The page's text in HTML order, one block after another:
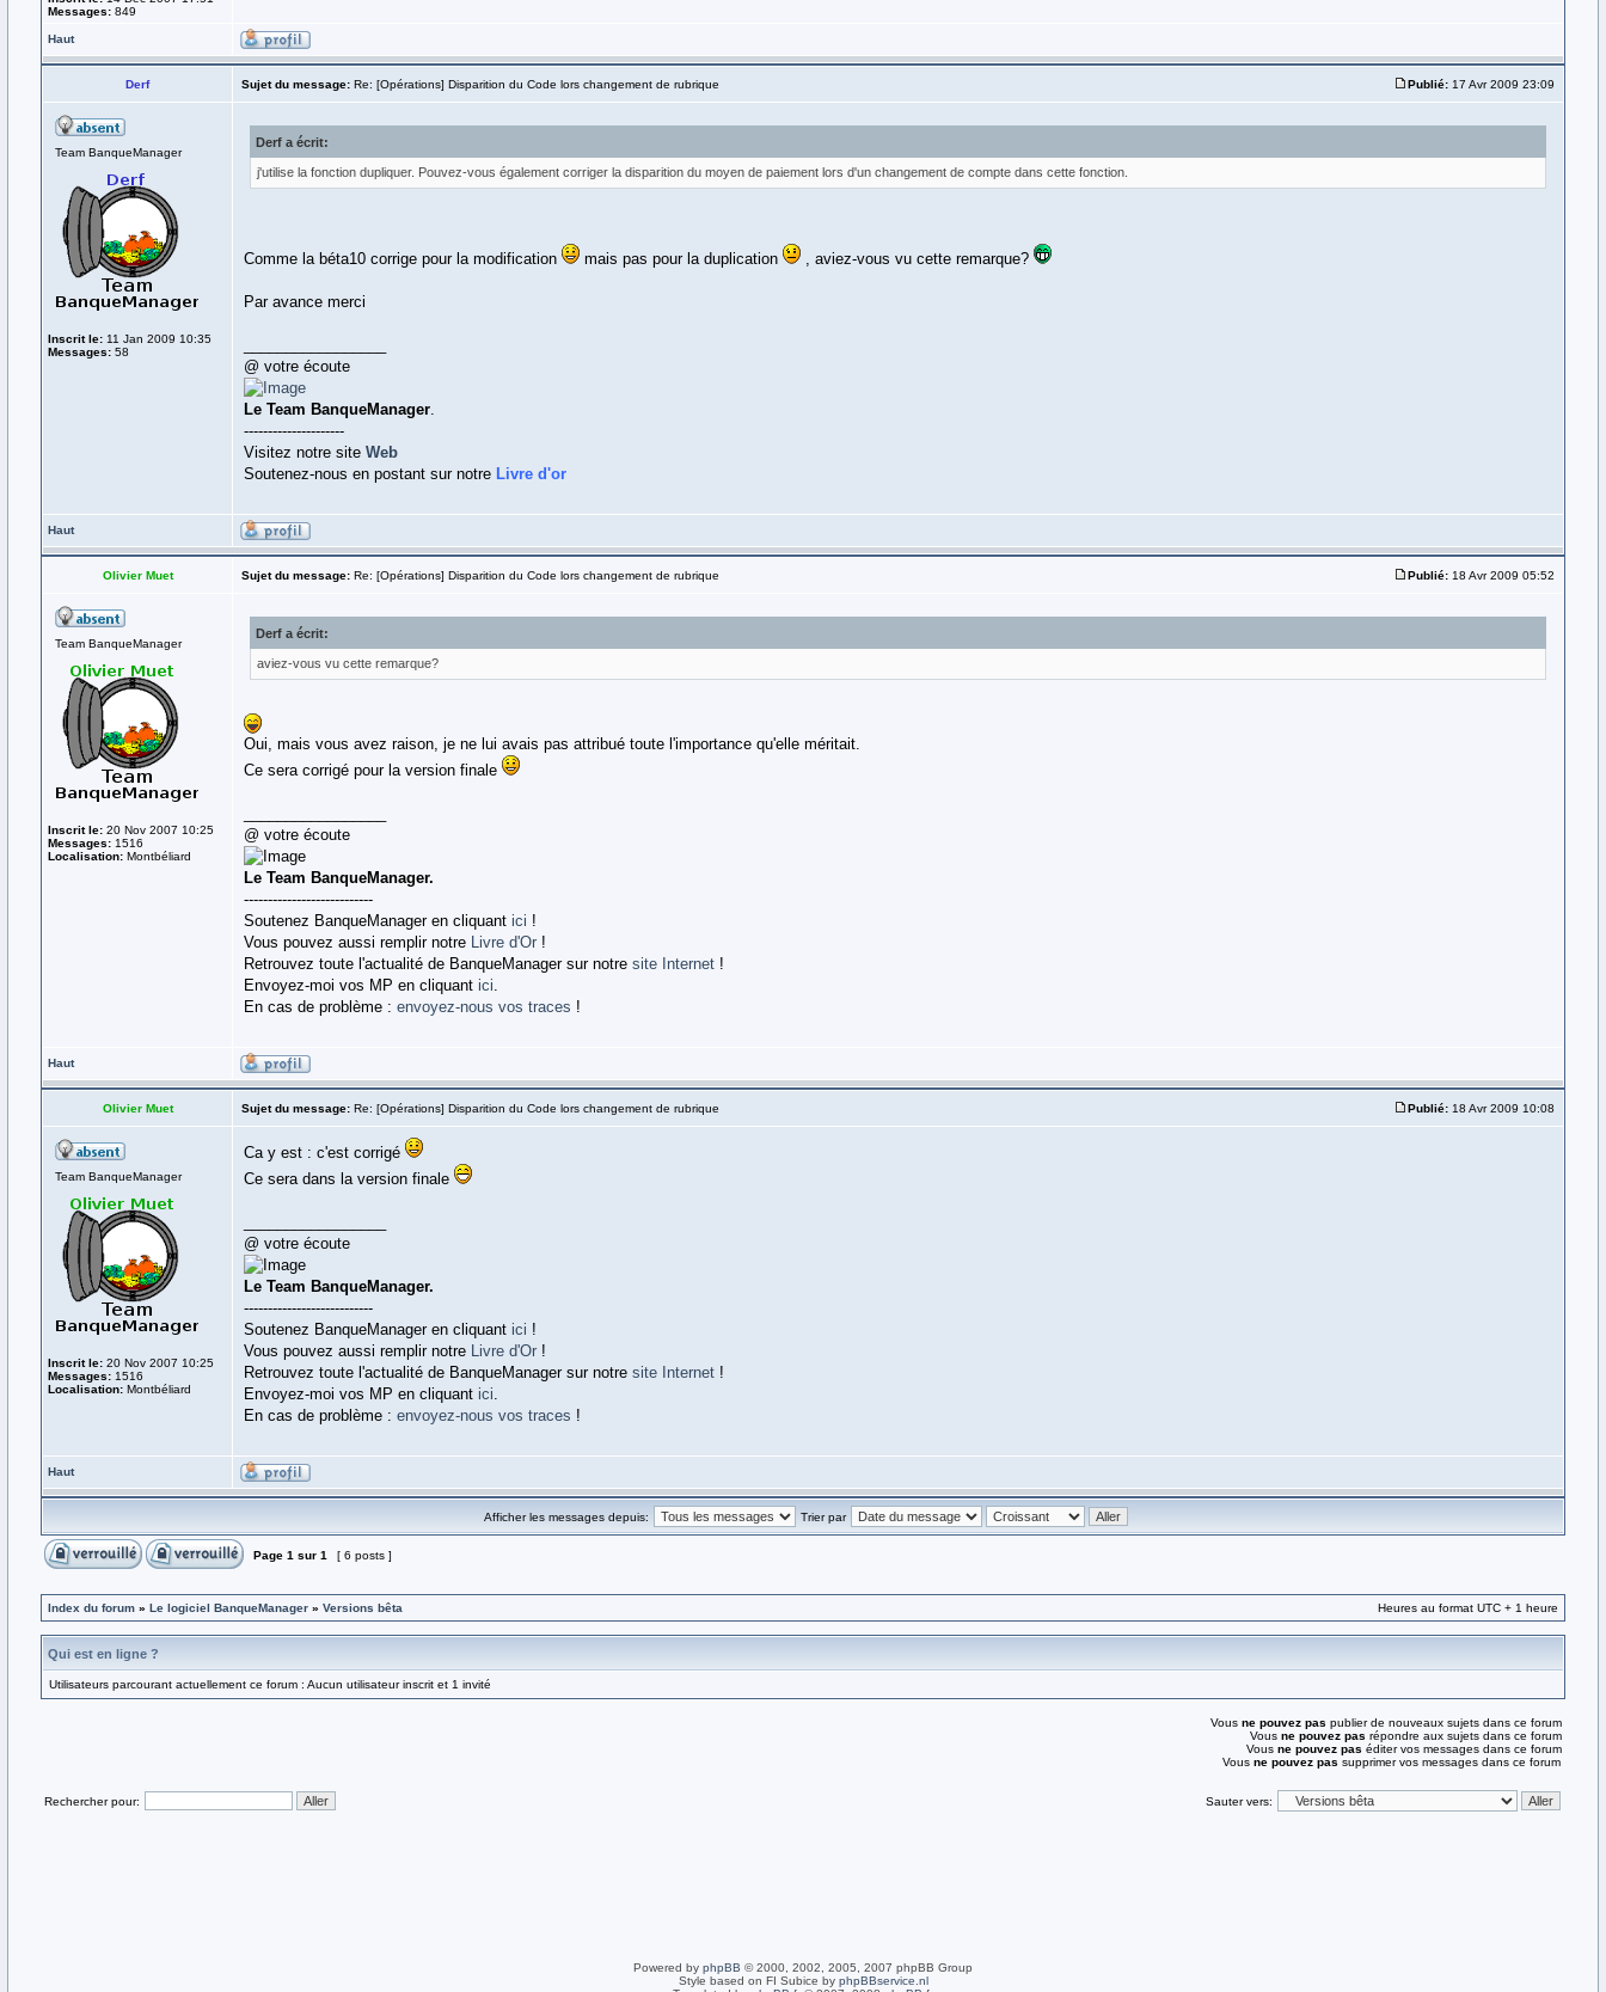
Messages: 849
Haut
Derf Sujet du message: Re: [Opérations] Disparition du Code lors changement de rubrique Publié: 17 Avr 2009 23:09
Team BanqueManager
Inscrit le: 11 Jan 2009 10:35
Messages: 58
Derf a écrit:
j'utilise la fonction dupliquer. Pouvez-vous également corriger la disparition du moyen de paiement lors d'un changement de compte dans cette fonction.
Comme la béta10 corrige pour la modification mais pas pour la duplication , aviez-vous vu cette remarque?
Par avance merci
@ votre écoute
Le Team BanqueManager.
---------------------
Visitez notre site Web
Soutenez-nous en postant sur notre Livre d'or
Haut
Olivier Muet Sujet du message: Re: [Opérations] Disparition du Code lors changement de rubrique Publié: 18 Avr 2009 05:52
Team BanqueManager
Inscrit le: 20 Nov 2007 10:25
Messages: 1516
Localisation: Montbéliard
Derf a écrit:
aviez-vous vu cette remarque?
Oui, mais vous avez raison, je ne lui avais pas attribué toute l'importance qu'elle méritait.
Ce sera corrigé pour la version finale
@ votre écoute
Le Team BanqueManager.
---------------------------
Soutenez BanqueManager en cliquant ici !
Vous pouvez aussi remplir notre Livre d'Or !
Retrouvez toute l'actualité de BanqueManager sur notre site Internet !
Envoyez-moi vos MP en cliquant ici.
En cas de problème : envoyez-nous vos traces !
Haut
Olivier Muet Sujet du message: Re: [Opérations] Disparition du Code lors changement de rubrique Publié: 18 Avr 2009 10:08
Team BanqueManager
Inscrit le: 20 Nov 2007 10:25
Messages: 1516
Localisation: Montbéliard
Ca y est : c'est corrigé
Ce sera dans la version finale
@ votre écoute
Le Team BanqueManager.
---------------------------
Soutenez BanqueManager en cliquant ici !
Vous pouvez aussi remplir notre Livre d'Or !
Retrouvez toute l'actualité de BanqueManager sur notre site Internet !
Envoyez-moi vos MP en cliquant ici.
En cas de problème : envoyez-nous vos traces !
Haut
Afficher les messages depuis: Trier par
Page 1 sur 1 [ 6 posts ]
Index du forum » Le logiciel BanqueManager » Versions bêta Heures au format UTC + 1 heure
Qui est en ligne ?
Utilisateurs parcourant actuellement ce forum : Aucun utilisateur inscrit et 1 invité
Vous ne pouvez pas publier de nouveaux sujets dans ce forum
Vous ne pouvez pas répondre aux sujets dans ce forum
Vous ne pouvez pas éditer vos messages dans ce forum
Vous ne pouvez pas supprimer vos messages dans ce forum
Rechercher pour: Sauter vers:
Powered by phpBB © 2000, 2002, 2005, 2007 phpBB Group
Style based on FI Subice by phpBBservice.nl